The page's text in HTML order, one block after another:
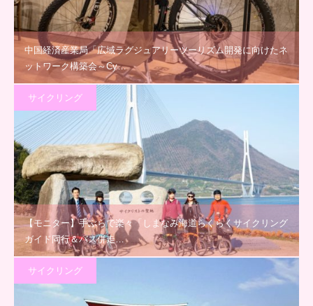
中国経済産業局「広域ラグジュアリーツーリズム開発に向けたネ
ットワーク構築会～Cy…
サイクリング
【モニター】手ぶらで楽々「しまなみ海道らくらくサイクリング
ガイド同行＆バス併走…
サイクリング